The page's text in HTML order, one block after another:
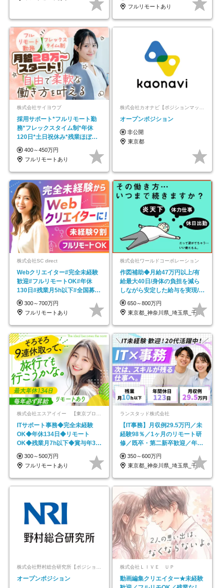
フルリモートあり
株式会社サイヨウブ
採用サポート*フルリモート勤
務*フレックスタイム制*年休
120日*土日祝休み*残業ほぼな
し*育児中社員8割以上
400～450万円
フルリモートあり
株式会社カオナビ【ポジションマッチ登録】
オープンポジション
非公開
東京都
株式会社SC direct
Webクリエイター#完全未経験
歓迎#フルリモートOK#年休
130日#残業月5h以下#全国募集
#最大1年の研修
300～700万円
フルリモートあり
株式会社ワールドコーポレーション
作図補助◆月給47万円以上/有
給最大40日/身体の負担を減ら
しながら安定した給与を実現/転
勤なし/p10
650～800万円
東京都_神奈川県_埼玉県_千葉県_大阪府…
株式会社エスアイイー 【東京プロマーケット上場】
ITサポート事務◆完全未経験
OK◆年休134日◆リモート
OK◆残業月7h以下◆賞与年3回
◆5年目まで必ず昇給
300～500万円
フルリモートあり
ランスタッド株式会社
【IT事務】月収例29.5万円／未
経験98％／1ヶ月のリモート研
修／既卒・第二新卒歓迎／年間
休日123日/OW
350～600万円
東京都_神奈川県_埼玉県_千葉県_大阪府…
オープンポジション
株式会社ＬＩＶＥ ＵＰ
動画編集クリエイター★未経験